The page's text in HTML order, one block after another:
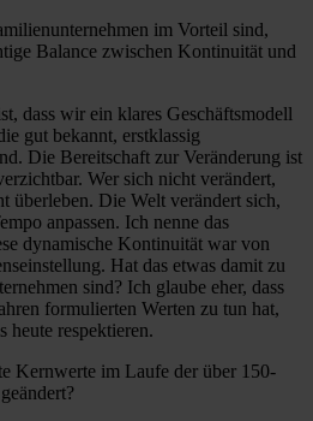
im Vorteil sind,
Balance zwischen Kontinuität und
dass wir ein klares Geschäftsmodell
gut bekannt, erstklassig
Die Bereitschaft zur Veränderung ist
Wer sich nicht verändert,
überleben. Die Welt verändert sich,
anpassen. Ich nenne das
dynamische Kontinuität war von
Hat das etwas damit zu
sind? Ich glaube eher, dass
formulierten Werten zu tun hat,
heute respektieren.
Kernwerte im Laufe der über 150-